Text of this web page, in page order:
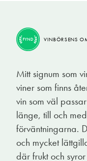
FYND VINBÖRSENS
Mitt signum som
viner som finns
vin som väl
länge, till och
förväntningarna.
och mycket
där frukt och
är den
ingen duvunge.
mörka plommon,
både tunga och
vin.
omsorgsfullt
år men då ska